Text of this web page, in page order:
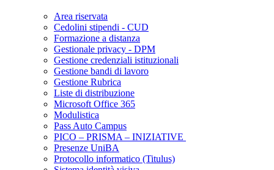
Area riservata
Cedolini stipendi - CUD
Formazione a distanza
Gestionale privacy - DPM
Gestione credenziali istituzionali
Gestione bandi di lavoro
Gestione Rubrica
Liste di distribuzione
Microsoft Office 365
Modulistica
Pass Auto Campus
PICO – PRISMA – INIZIATIVE
Presenze UniBA
Protocollo informatico (Titulus)